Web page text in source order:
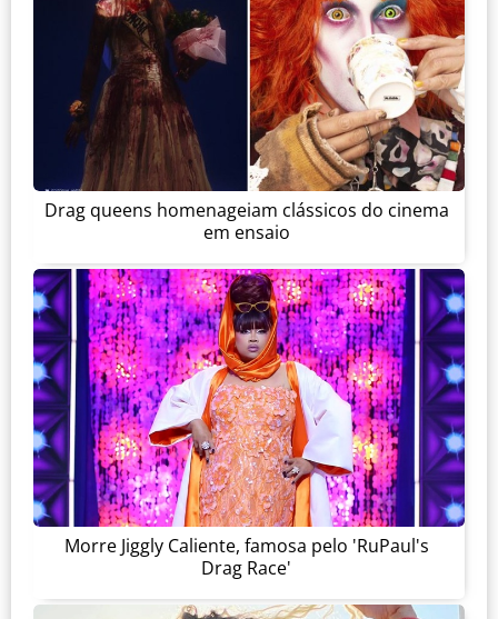
Drag queens homenageiam clássicos do cinema
em ensaio
Morre Jiggly Caliente, famosa pelo 'RuPaul's
Drag Race'